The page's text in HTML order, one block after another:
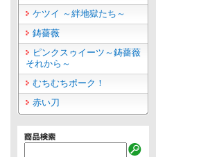
ケツイ ～絆地獄たち～
鋳薔薇
ピンクスゥイーツ～鋳薔薇
それから～
むちむちポーク！
赤い刀